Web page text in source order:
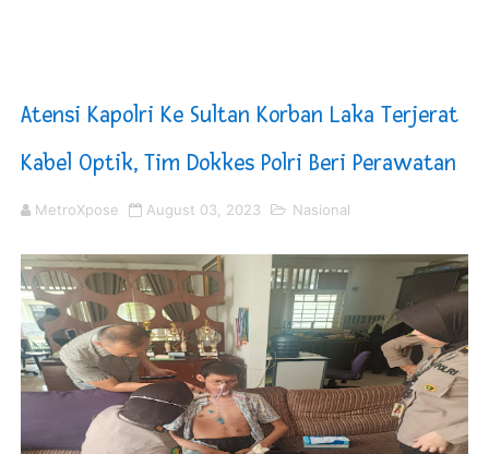
DPRD Madina Setujui Ranperda Pertanggungjawaban
Kurve Kecamatan Medan Tembung Antisipasi Banjir
Optimalkan Efisiensi Anggaran, Bupati Taput JTP
Atensi Kapolri Ke Sultan Korban Laka Terjerat
Kabel Optik, Tim Dokkes Polri Beri Perawatan
MetroXpose August 03, 2023 Nasional